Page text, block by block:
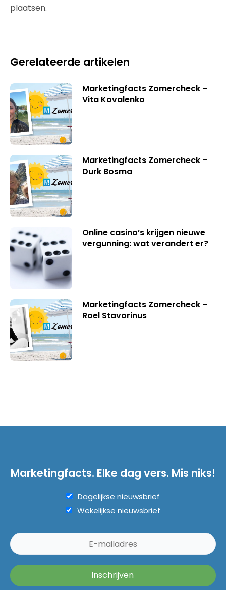
plaatsen.
Gerelateerde artikelen
Marketingfacts Zomercheck –
Vita Kovalenko
Marketingfacts Zomercheck –
Durk Bosma
Online casino’s krijgen nieuwe
vergunning: wat verandert er?
Marketingfacts Zomercheck –
Roel Stavorinus
Marketingfacts. Elke dag vers. Mis niks!
Dagelijkse nieuwsbrief
Wekelijkse nieuwsbrief